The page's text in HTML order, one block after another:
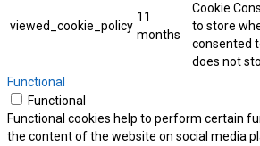
viewed_cookie_policy
11
months
Cookie
to store
consented
does not
Functional
Functional
Functional cookies help to perform certain
the content of the website on social media